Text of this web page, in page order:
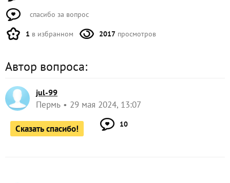
спасибо за вопрос
1 в избранном 2017 просмотров
Автор вопроса:
jul-99
Пермь 29 мая 2024, 13:07
Сказать спасибо! 10